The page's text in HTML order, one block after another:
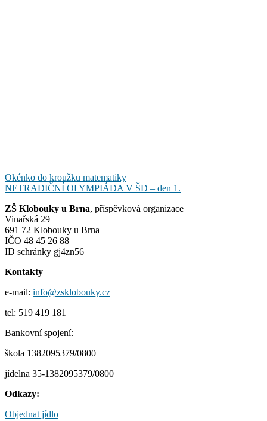
Navigace
pro
příspěvek
Okénko do kroužku matematiky
NETRADIČNÍ OLYMPIÁDA V ŠD – den 1.
ZŠ Klobouky u Brna, příspěvková organizace
Vinařská 29
691 72 Klobouky u Brna
IČO 48 45 26 88
ID schránky gj4zn56
Kontakty
e-mail: info@zsklobouky.cz
tel: 519 419 181
Bankovní spojení:
škola 1382095379/0800
jídelna 35-1382095379/0800
Odkazy:
Objednat jídlo